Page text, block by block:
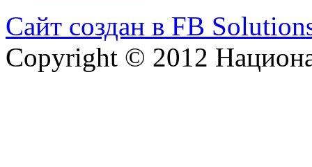
Сайт создан в FB
Copyright © 2012